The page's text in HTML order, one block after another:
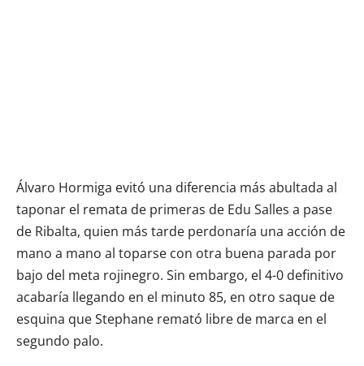
Álvaro Hormiga evitó una diferencia más abultada al
taponar el remata de primeras de Edu Salles a pase
de Ribalta, quien más tarde perdonaría una acción de
mano a mano al toparse con otra buena parada por
bajo del meta rojinegro. Sin embargo, el 4-0 definitivo
acabaría llegando en el minuto 85, en otro saque de
esquina que Stephane remató libre de marca en el
segundo palo.